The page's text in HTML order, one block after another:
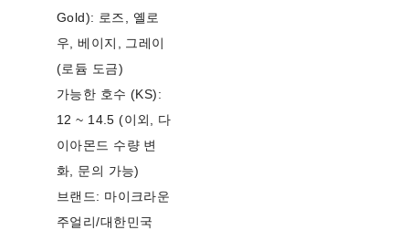
Gold): 로즈, 옐로
우, 베이지, 그레이
(로듐 도금)
가능한 호수 (KS):
12 ~ 14.5 (이외, 다
이아몬드 수량 변
화, 문의 가능)
브랜드: 마이크라운
주얼리/대한민국